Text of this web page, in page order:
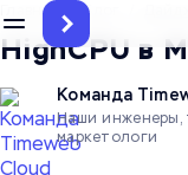
Главная Блог
HighCPU в
Команда
Наши инженеры,
маркетологи